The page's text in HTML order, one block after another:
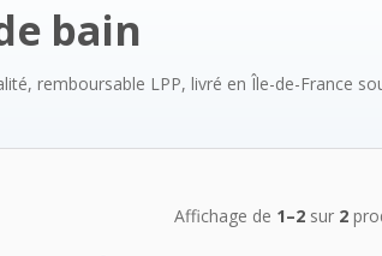
bain
remboursable LPP, livré en Île-de-France
Produits
Affichage de 1–2 sur 2